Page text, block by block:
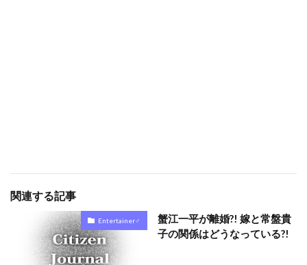
関連する記事
Entertainer♂
蟹江一平が離婚?! 嫁と常盤貴
子の関係はどうなっている?!